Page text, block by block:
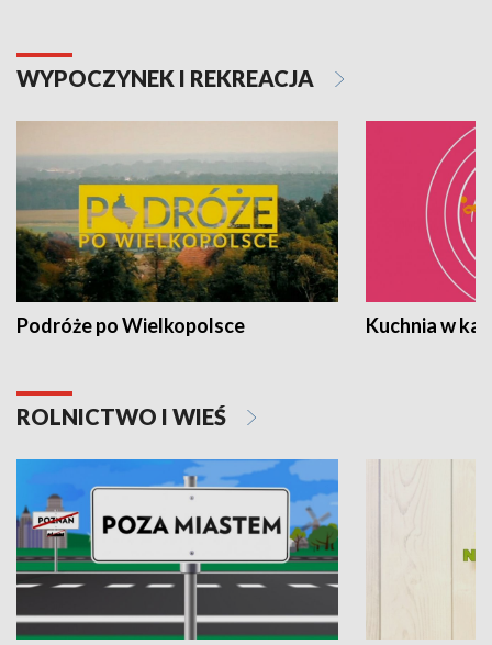
WYPOCZYNEK I REKREACJA
Podróże po Wielkopolsce Kuchnia w
ROLNICTWO I WIEŚ